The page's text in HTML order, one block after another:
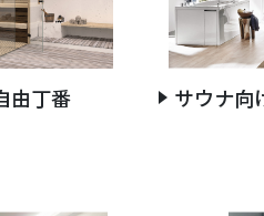
由丁番 サウナ向